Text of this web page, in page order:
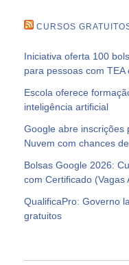
CURSOS
Iniciativa oferta 100
para pessoas com
Escola oferece
inteligência artificial
Google abre inscrições
Nuvem com chances
Bolsas Google 2026:
com Certificado (Vagas
QualificaPro: Governo
gratuitos